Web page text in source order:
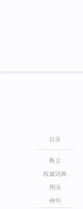
目录
释义
权威词典
用法
例句